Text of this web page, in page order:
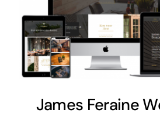
James Feraine
James Feraine